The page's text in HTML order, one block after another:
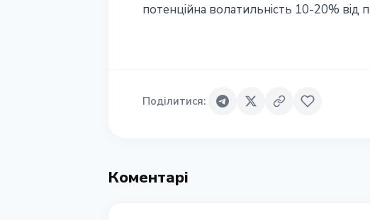
потенційна волатильність 10-20% від
Поділитися:
Коментарі